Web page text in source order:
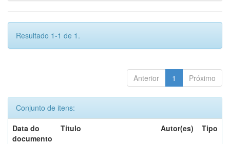
Resultado 1-1 de 1.
Anterior 1 Próximo
Conjunto de itens:
Data do
documento
Título Autor(es) Tipo